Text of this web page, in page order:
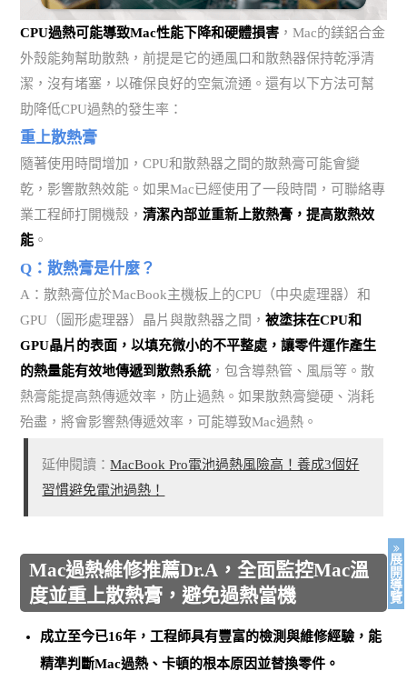
CPU過熱可能導致Mac性能下降和硬體損害 ，Mac的鎂鋁合金
外殼能夠幫助散熱，前提是它的通風口和散熱器保持乾淨清
潔，沒有堵塞，以確保良好的空氣流通。還有以下方法可幫
助降低CPU過熱的發生率：
重上散熱膏
隨著使用時間增加，CPU和散熱器之間的散熱膏可能會變
乾，影響散熱效能。如果Mac已經使用了一段時間，可聯絡專
業工程師打開機殼，清潔內部並重新上散熱膏，提高散熱效
能 。
Q：散熱膏是什麼？
A：散熱膏位於MacBook主機板上的CPU（中央處理器）和
GPU（圖形處理器）晶片與散熱器之間，被塗抹在CPU和
GPU晶片的表面，以填充微小的不平整處，讓零件運作產生
的熱量能有效地傳遞到散熱系統 ，包含導熱管、風扇等。散
熱膏能提高熱傳遞效率，防止過熱。如果散熱膏變硬、消耗
殆盡，將會影響熱傳遞效率，可能導致Mac過熱。
延伸閱讀：MacBook Pro電池過熱風險高！養成3個好
習慣避免電池過熱！
Mac過熱維修推薦Dr.A，全面監控Mac溫
度並重上散熱膏，避免過熱當機
成立至今已16年，工程師具有豐富的檢測與維修經驗，能
精準判斷Mac過熱、卡頓的根本原因並替換零件 。
展
開
導
覽